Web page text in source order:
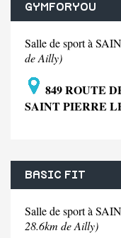
GYMFORYOU
Salle de sport à
de Ailly)
849 ROUTE
SAINT PIERRE
BASIC FIT
Salle de sport à
28.6km de Ailly)